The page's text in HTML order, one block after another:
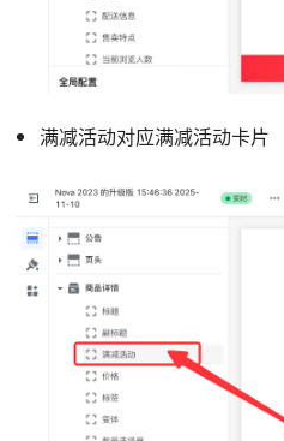
满减活动对应满减活动卡片